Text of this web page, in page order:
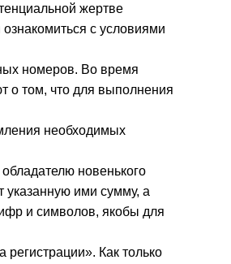
жертве
с условиями
номеров. Во время
о том, что для выполнения
необходимых
новенького
указанную ими сумму, а
и символов, якобы для
регистрации». Как только